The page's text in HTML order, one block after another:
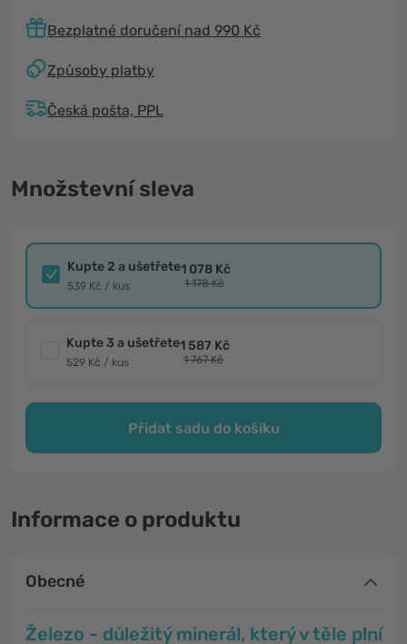
Bezplatné doručení nad 990 Kč
Způsoby platby
Česká pošta, PPL
Množstevní sleva
Kupte 2 a ušetřete
539 Kč / kus
1 078 Kč
1 178 Kč
Kupte 3 a ušetřete
529 Kč / kus
1 587 Kč
1 767 Kč
Přidat sadu do košíku
Informace o produktu
Obecné
Železo - důležitý minerál, který v těle plní